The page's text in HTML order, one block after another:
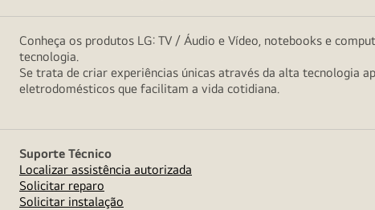
Conheça os produtos LG: TV / Áudio e Vídeo, notebooks e
tecnologia.
Se trata de criar experiências únicas através da alta tecnologia
eletrodomésticos que facilitam a vida cotidiana.
Suporte Técnico
Localizar assistência autorizada
Solicitar reparo
Solicitar instalação